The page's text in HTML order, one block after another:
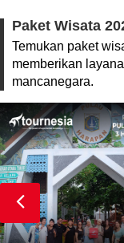
Paket Wisata
Temukan paket
memberikan
mancanegara.